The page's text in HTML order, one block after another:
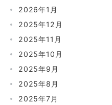
2026年1月
2025年12月
2025年11月
2025年10月
2025年9月
2025年8月
2025年7月